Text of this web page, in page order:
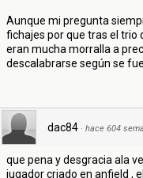
Aunque mi pregunta
fichajes por que tras el trio
eran mucha morralla a
descalabrarse según se
dac84 · hace 604
que pena y desgracia ala
jugador criado en anfield ,